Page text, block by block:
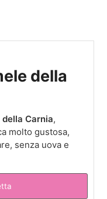
della
Carnia,
molto gustosa,
senza uova e